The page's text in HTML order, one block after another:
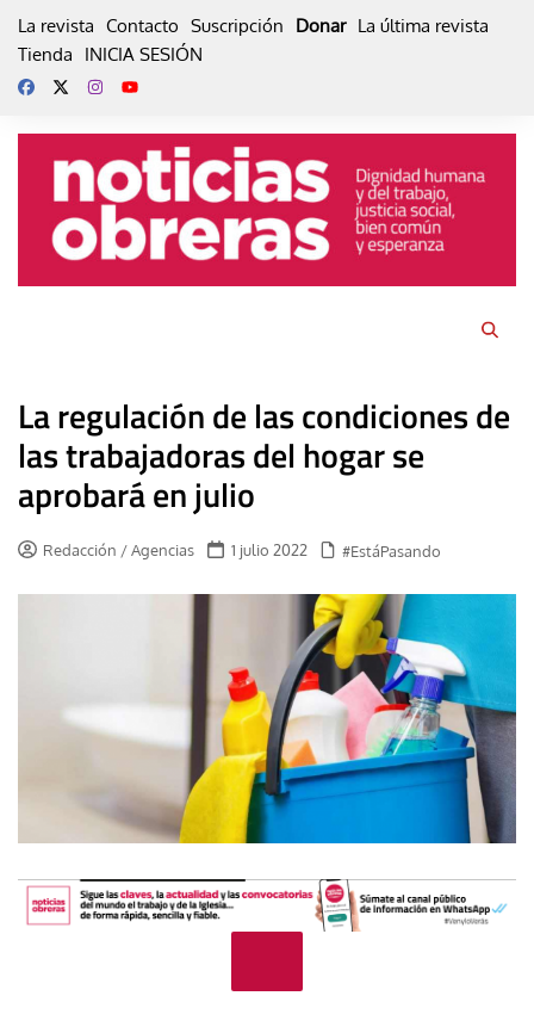
La revista Contacto Suscripción Donar La última revista
Tienda
INICIA SESIÓN
La regulación de las condiciones de
las trabajadoras del hogar se
aprobará en julio
Redacción / Agencias 1 julio 2022 #EstáPasando